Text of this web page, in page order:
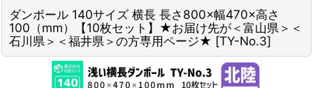
ダンボール 140サイズ 横長 長さ800×幅470×高さ
100（mm）【10枚セット】★お届け先が＜富山県＞＜
石川県＞＜福井県＞の方専用ページ★ [TY-No.3]